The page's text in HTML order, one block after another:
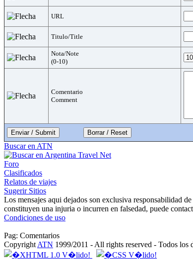
URL
Titulo/Title
Nota/Note
(0-10)
Comentario
Comment
Enviar / Submit
Buscar en ATN
Foro
Clasificados
Relatos de viajes
Sugerir Sitios
Los mensajes aqui dejados son exclusiva responsabilidad
constituyen una injuria o incurren en falsedad, puede
Condiciones de uso
Pag: Comentarios
Copyright ATN 1999/2011 - All rights reserved - Todos los